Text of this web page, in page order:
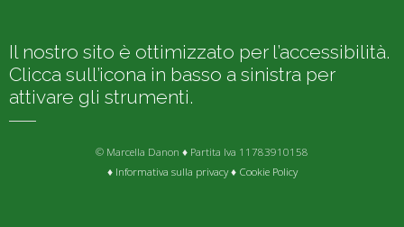
Il nostro sito è ottimizzato per l’accessibilità.
Clicca sull’icona in basso a sinistra per
attivare gli strumenti.
© Marcella Danon ♦ Partita Iva 11783910158
♦ Informativa sulla privacy♦ Cookie Policy